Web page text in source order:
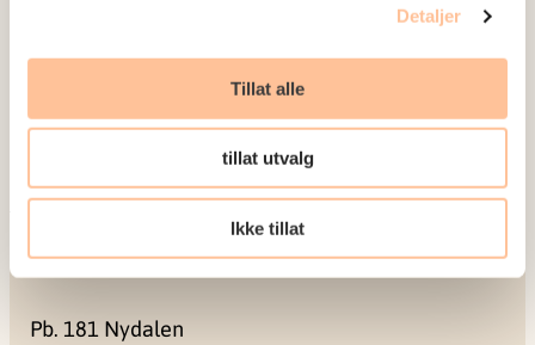
Detaljer
Tillat alle
tillat utvalg
Ikke tillat
Prosjekter
Seminarer og arrangementer
Meld deg på vårt nyhetsbrev
Postadresse
Pb. 181 Nydalen